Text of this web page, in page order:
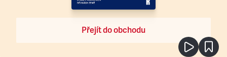
Přejít do obchodu